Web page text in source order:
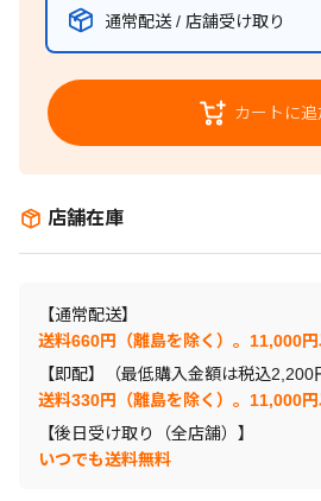
通常配送 / 店舗受け取り
カートに追
店舗在庫
【通常配送】
送料660円（離島を除く）。11,000
【即配】（最低購入金額は税込2,200
送料330円（離島を除く）。11,000
【後日受け取り（全店舗）】
いつでも送料無料